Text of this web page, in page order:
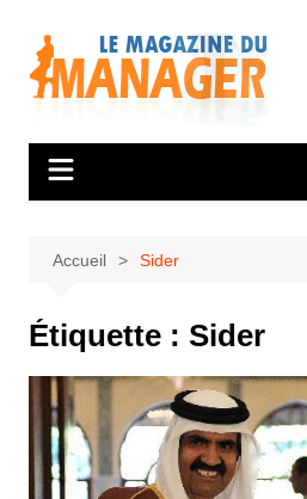
contenu
Accueil Sider
Étiquette : Sider